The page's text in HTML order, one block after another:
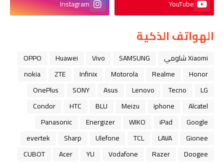
YouTube
Instagram
الهواتف الذكية
Xiaomi شاومي SAMSUNG
Vivo
Huawei
OPPO
Honor
Realme
Motorola
Infinix
ZTE
nokia
LG
Tecno
Lenovo
Asus
SONY
OnePlus
Alcatel
iphone
Meizu
BLU
HTC
Condor
Google
iPad
WIKO
Energizer
Panasonic
Gionee
LAVA
TCL
Ulefone
Sharp
evertek
Doogee
Razer
Vodafone
YU
Acer
CUBOT